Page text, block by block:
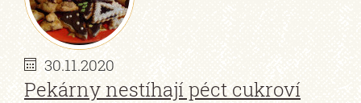
30.11.2020
Pekárny nestíhají péct cukroví